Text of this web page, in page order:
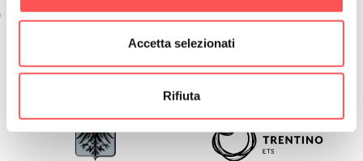
Accetta selezionati
Rifiuta